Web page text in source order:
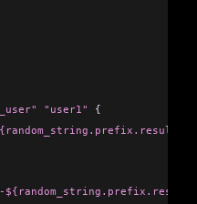
"user1"
{